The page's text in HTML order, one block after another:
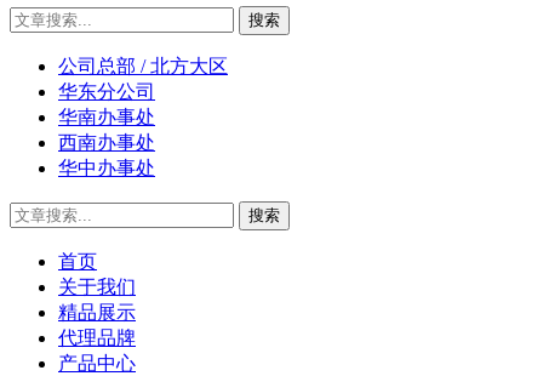
公司总部 / 北方大区
华东分公司
华南办事处
西南办事处
华中办事处
首页
关于我们
精品展示
代理品牌
产品中心